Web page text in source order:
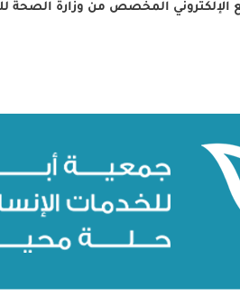
الإلكتروني المخصص من وزارة